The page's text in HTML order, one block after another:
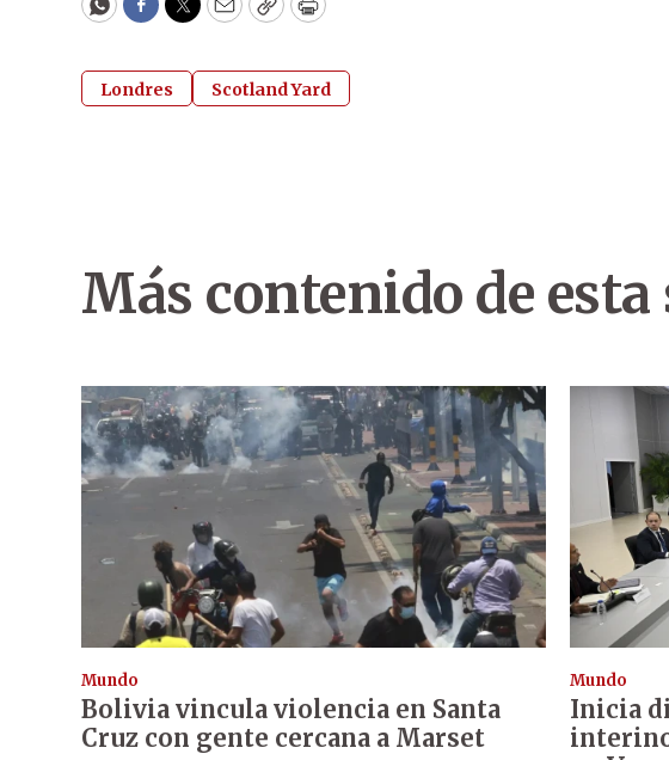
WhatsApp
Facebook
Twitter
EmailCopyPrint
Londres Scotland Yard
Más contenido de esta
Mundo
Bolivia vincula violencia en Santa
Cruz con gente cercana a Marset
Mundo
Inicia